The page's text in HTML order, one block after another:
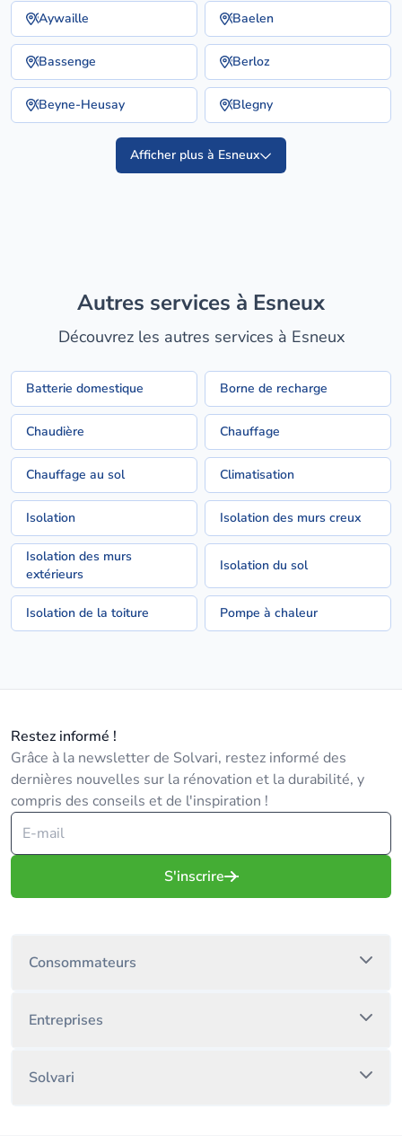
Aywaille Baelen
Bassenge Berloz
Beyne-Heusay Blegny
Afficher plus à Esneux
Autres services à Esneux
Découvrez les autres services à Esneux
Batterie domestique Borne de recharge
Chaudière Chauffage
Chauffage au sol Climatisation
Isolation Isolation des murs creux
Isolation des murs
extérieurs
Isolation du sol
Isolation de la toiture Pompe à chaleur
Restez informé !
Grâce à la newsletter de Solvari, restez informé des
dernières nouvelles sur la rénovation et la durabilité, y
compris des conseils et de l'inspiration !
S'inscrire
Consommateurs
Entreprises
Solvari